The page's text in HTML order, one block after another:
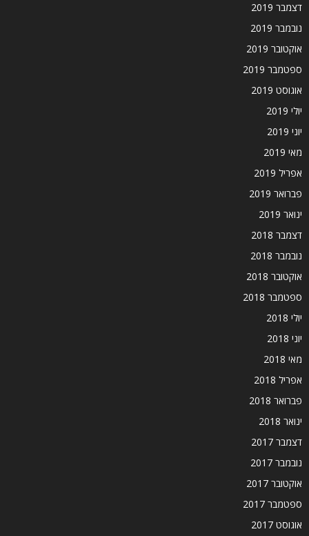
דצמבר 2019
נובמבר 2019
אוקטובר 2019
ספטמבר 2019
אוגוסט 2019
יולי 2019
יוני 2019
מאי 2019
אפריל 2019
פברואר 2019
ינואר 2019
דצמבר 2018
נובמבר 2018
אוקטובר 2018
ספטמבר 2018
יולי 2018
יוני 2018
מאי 2018
אפריל 2018
פברואר 2018
ינואר 2018
דצמבר 2017
נובמבר 2017
אוקטובר 2017
ספטמבר 2017
אוגוסט 2017